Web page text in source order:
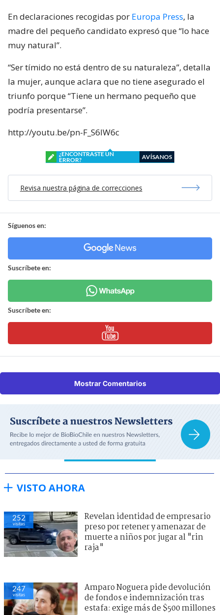
En declaraciones recogidas por Europa Press, la
madre del pequeño candidato expresó que “lo hace
muy natural”.
“Ser tímido no está dentro de su naturaleza”, detalla
la mujer, aunque aclara que no tiene asegurado el
triunfo porque “Tiene un hermano pequeño que
podría presentarse”.
http://youtu.be/pn-F_S6IW6c
¿ENCONTRASTE UN
ERROR?
AVÍSANOS
Revisa nuestra página de correcciones
Síguenos en:
Suscríbete en:
Suscríbete en:
Mostrar Comentarios
VISTO AHORA
252
visitas
Revelan identidad de empresario
preso por retener y amenazar de
muerte a niños por jugar al "rin
raja"
247
visitas
Amparo Noguera pide devolución
de fondos e indemnización tras
estafa: exige más de $500 millones